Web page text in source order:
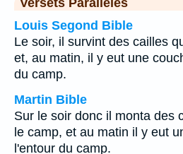
Versets Parallèles
Louis Segond Bible
Le soir, il survint des cailles
et, au matin, il y eut une
du camp.
Martin Bible
Sur le soir donc il monta des
le camp, et au matin il y eut
l'entour du camp.